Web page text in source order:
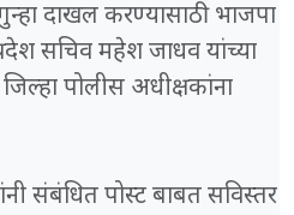
दाखल करण्यासाठी भाजपा
सचिव महेश जाधव यांच्या
पोलीस अधीक्षकांना
संबंधित पोस्ट बाबत सविस्तर